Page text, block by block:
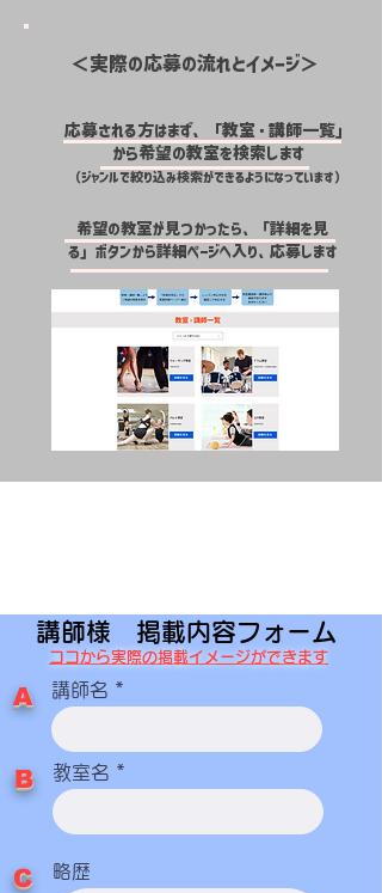
＜​実際の応募の流れとイメージ＞
応募される方は​まず、「教室・講師一覧」
から希望の教室を検索します
​（ジャンルで絞り込み検索ができるようになっています）
希望の教室が見つかったら、「詳細を見
る」ボタンから詳細ページへ入り、応募します
講師様 掲載内容フォーム
ココから実際の掲載イメージができます
​A 講師名
​B 教室名
​C 略歴